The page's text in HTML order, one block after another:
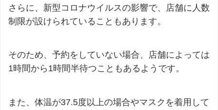
さらに、新型コロナウイルスの影響で、店舗に人数
制限が設けられていることもあります。
そのため、予約をしていない場合、店舗によっては
1時間から1時間半待つこともあるようです。
また、体温が37.5度以上の場合やマスクを着用して